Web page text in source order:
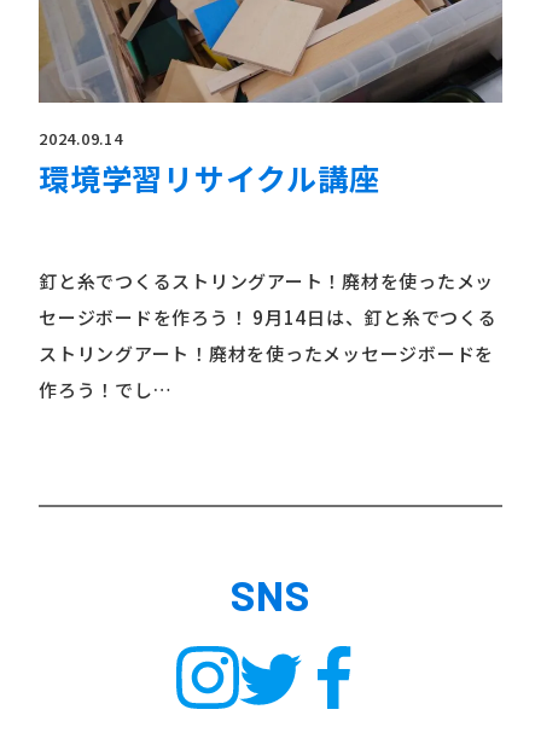
2024.09.14
環境学習リサイクル講座
釘と糸でつくるストリングアート！廃材を使ったメッ
セージボードを作ろう！ 9月14日は、釘と糸でつくる
ストリングアート！廃材を使ったメッセージボードを
作ろう！でし…
SNS